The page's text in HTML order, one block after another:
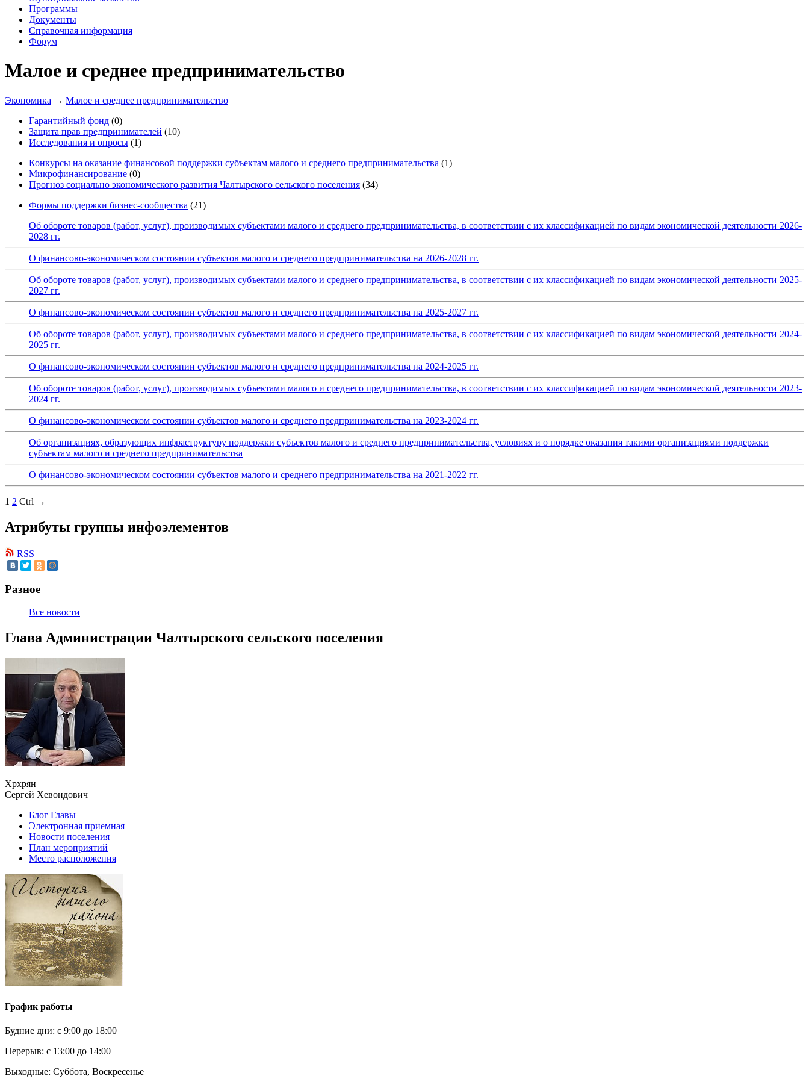
Программы
Документы
Справочная информация
Форум
Малое и среднее предпринимательство
Экономика → Малое и среднее предпринимательство
Гарантийный фонд (0)
Защита прав предпринимателей (10)
Исследования и опросы (1)
Конкурсы на оказание финансовой поддержки субъектам малого и среднего предпринимательства (1)
Микрофинансирование (0)
Прогноз социально экономического развития Чалтырского сельского поселения (34)
Формы поддержки бизнес-сообщества (21)
Об обороте товаров (работ, услуг), производимых субъектами малого и среднего предпринимательства, в соответствии с их классификацией по видам экономической деятельности 2026-
2028 гг.
О финансово-экономическом состоянии субъектов малого и среднего предпринимательства на 2026-2028 гг.
Об обороте товаров (работ, услуг), производимых субъектами малого и среднего предпринимательства, в соответствии с их классификацией по видам экономической деятельности 2025-
2027 гг.
О финансово-экономическом состоянии субъектов малого и среднего предпринимательства на 2025-2027 гг.
Об обороте товаров (работ, услуг), производимых субъектами малого и среднего предпринимательства, в соответствии с их классификацией по видам экономической деятельности 2024-
2025 гг.
О финансово-экономическом состоянии субъектов малого и среднего предпринимательства на 2024-2025 гг.
Об обороте товаров (работ, услуг), производимых субъектами малого и среднего предпринимательства, в соответствии с их классификацией по видам экономической деятельности 2023-
2024 гг.
О финансово-экономическом состоянии субъектов малого и среднего предпринимательства на 2023-2024 гг.
Об организациях, образующих инфраструктуру поддержки субъектов малого и среднего предпринимательства, условиях и о порядке оказания такими организациями поддержки
субъектам малого и среднего предпринимательства
О финансово-экономическом состоянии субъектов малого и среднего предпринимательства на 2021-2022 гг.
1 2 Ctrl →
Атрибуты группы инфоэлементов
RSS
Разное
Все новости
Глава Администрации Чалтырского сельского поселения
Хрхрян
Сергей Хевондович
Блог Главы
Электронная приемная
Новости поселения
План мероприятий
Место расположения
График работы
Будние дни: c 9:00 до 18:00
Перерыв: с 13:00 до 14:00
Выходные: Суббота, Воскресенье